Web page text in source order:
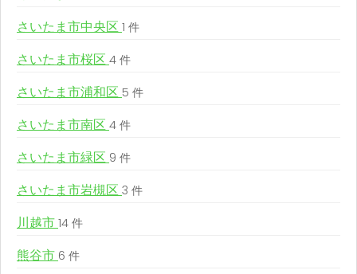
さいたま市中央区 1 件
さいたま市桜区 4 件
さいたま市浦和区 5 件
さいたま市南区 4 件
さいたま市緑区 9 件
さいたま市岩槻区 3 件
川越市 14 件
熊谷市 6 件